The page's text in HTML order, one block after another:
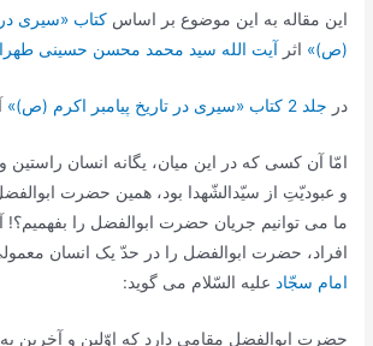
این مقاله به این موضوع بر اساسکتاب «سیری در
(ص)» اثر آیت الله سید محمد محسن حسینی
در جلد 2 کتاب «سیری در تاریخ پیامبر اکرم (ص)»
امّا آن کسی که در این میان، یگانه انسان
و عبودیّتِ از سیّدالشّهدا بود، همین حضرت
ما می توانیم جریان حضرت ابوالفضل را
افراد، حضرت ابوالفضل را در حدّ یک انسان
امام سجّاد علیه السّلام می گوید:
حضرت ابوالفضل مقامی دارد که اوّلین و آخرین